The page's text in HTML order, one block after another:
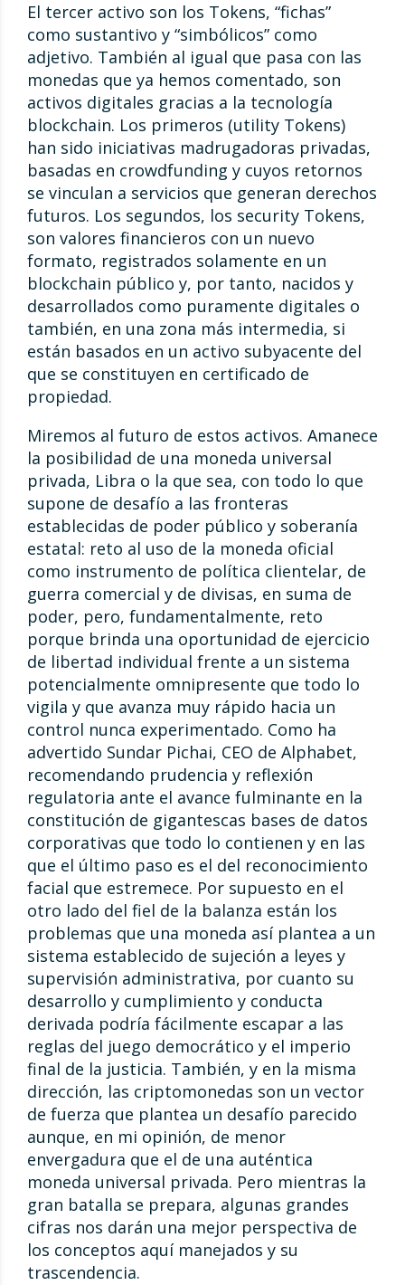
El tercer activo son los Tokens, “fichas”
como sustantivo y “simbólicos” como
adjetivo. También al igual que pasa con las
monedas que ya hemos comentado, son
activos digitales gracias a la tecnología
blockchain. Los primeros (utility Tokens)
han sido iniciativas madrugadoras privadas,
basadas en crowdfunding y cuyos retornos
se vinculan a servicios que generan derechos
futuros. Los segundos, los security Tokens,
son valores financieros con un nuevo
formato, registrados solamente en un
blockchain público y, por tanto, nacidos y
desarrollados como puramente digitales o
también, en una zona más intermedia, si
están basados en un activo subyacente del
que se constituyen en certificado de
propiedad.
Miremos al futuro de estos activos. Amanece
la posibilidad de una moneda universal
privada, Libra o la que sea, con todo lo que
supone de desafío a las fronteras
establecidas de poder público y soberanía
estatal: reto al uso de la moneda oficial
como instrumento de política clientelar, de
guerra comercial y de divisas, en suma de
poder, pero, fundamentalmente, reto
porque brinda una oportunidad de ejercicio
de libertad individual frente a un sistema
potencialmente omnipresente que todo lo
vigila y que avanza muy rápido hacia un
control nunca experimentado. Como ha
advertido Sundar Pichai, CEO de Alphabet,
recomendando prudencia y reflexión
regulatoria ante el avance fulminante en la
constitución de gigantescas bases de datos
corporativas que todo lo contienen y en las
que el último paso es el del reconocimiento
facial que estremece. Por supuesto en el
otro lado del fiel de la balanza están los
problemas que una moneda así plantea a un
sistema establecido de sujeción a leyes y
supervisión administrativa, por cuanto su
desarrollo y cumplimiento y conducta
derivada podría fácilmente escapar a las
reglas del juego democrático y el imperio
final de la justicia. También, y en la misma
dirección, las criptomonedas son un vector
de fuerza que plantea un desafío parecido
aunque, en mi opinión, de menor
envergadura que el de una auténtica
moneda universal privada. Pero mientras la
gran batalla se prepara, algunas grandes
cifras nos darán una mejor perspectiva de
los conceptos aquí manejados y su
trascendencia.